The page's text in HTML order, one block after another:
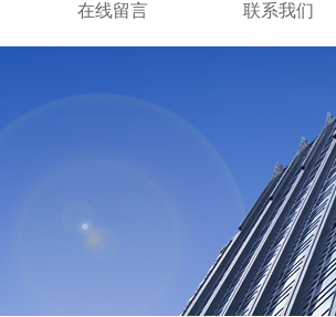
在线留言 联系我们